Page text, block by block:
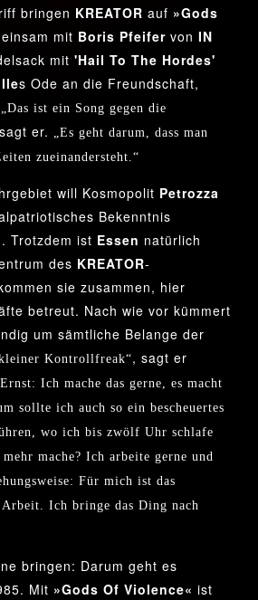
bringen KREATOR auf »Gods
mit Boris Pfeifer von IN
mit 'Hail To The Hordes'
s Ode an die Freundschaft,
„Das ist ein Song gegen die
er. „Es geht darum, dass man
zueinandersteht.“
will Kosmopolit Petrozza
Bekenntnis
Trotzdem ist Essen natürlich
des KREATOR-
sie zusammen, hier
betreut. Nach wie vor kümmert
um sämtliche Belange der
Kontrollfreak“, sagt er
Ich mache das gerne, es macht
sollte ich auch so ein bescheuertes
wo ich bis zwölf Uhr schlafe
mache? Ich arbeite gerne und
Für mich ist das
Ich bringe das Ding nach
bringen: Darum geht es
Mit »Gods Of Violence« ist